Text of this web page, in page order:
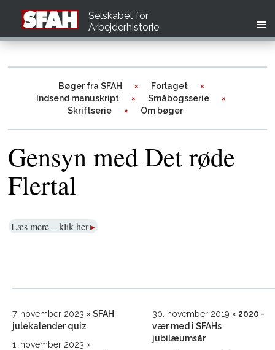
Selskabet for
Arbejderhistorie
Bøger fra SFAH
Forlaget
Indsend manuskript
Småbogsserie
Skriftserie
Om bøger
Gensyn med Det røde
Flertal
Læs mere – klik her
7. november 2023
SFAH
julekalender quiz
1. november 2023
30. november 2019
2020 -
vær med i SFAHs
jubilæumsår